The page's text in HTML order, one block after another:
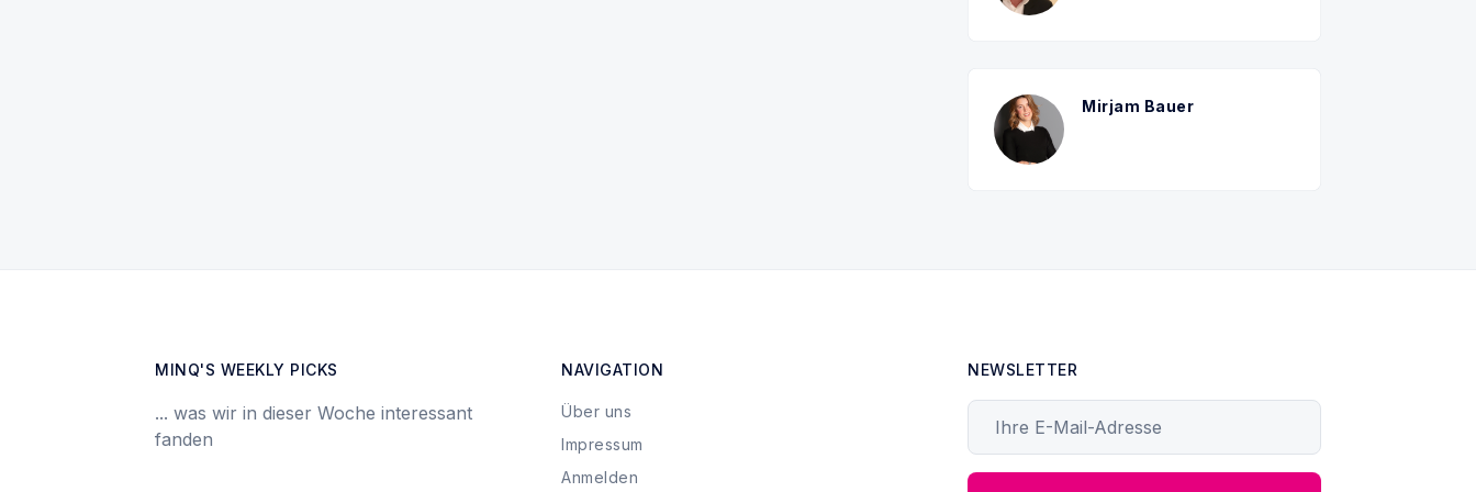
Mirjam Bauer
MINQ'S WEEKLY PICKS
... was wir in dieser Woche interessant
fanden
NAVIGATION
Über uns
Impressum
Anmelden
NEWSLETTER